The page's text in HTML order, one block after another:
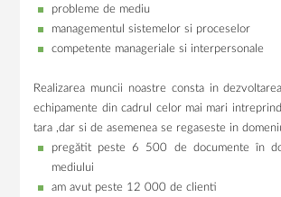
probleme de mediu
managementul sistemelor si proceselor
competente manageriale si interpersonale
Realizarea muncii noastre consta in
echipamente din cadrul celor mai mari
tara ,dar si de asemenea se regaseste in
pregătit peste 6 500 de documente în
mediului
am avut peste 12 000 de clienti